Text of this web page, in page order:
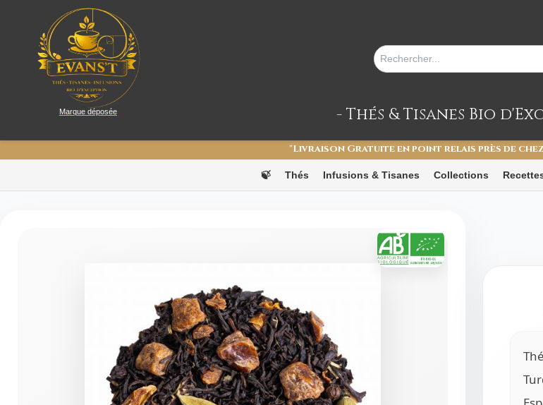
Marque déposée - Thés & Tisanes Bio
"Livraison Gratuite en point relais près de
🍃 Thés Infusions & Tisanes Collections